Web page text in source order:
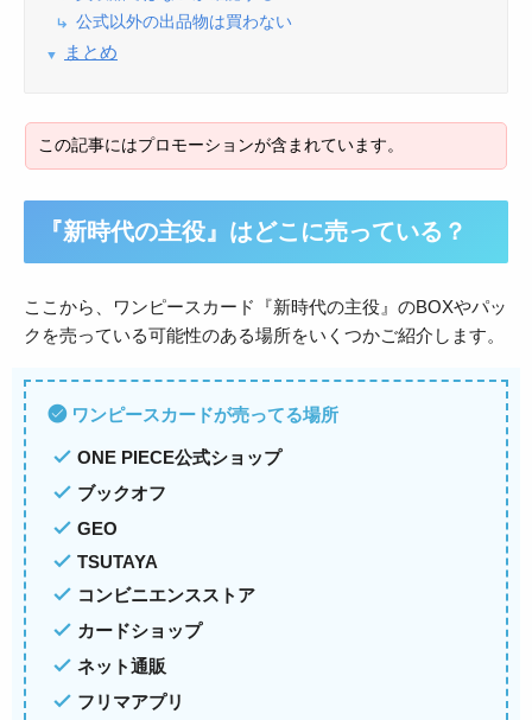
公式以外の出品物は買わない
まとめ
『新時代の主役』はどこに売っている？
ここから、ワンピースカード『新時代の主役』のBOXやパッ
クを売っている可能性のある場所をいくつかご紹介します。
ワンピースカードが売ってる場所
ONE PIECE公式ショップ
ブックオフ
GEO
TSUTAYA
コンビニエンスストア
カードショップ
ネット通販
フリマアプリ